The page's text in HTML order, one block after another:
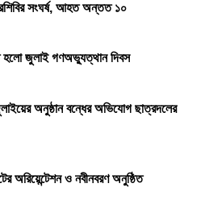
সংঘর্ষ, আহত অন্তত ১০
হলো জুলাই গণঅভ্যুত্থান দিবস
অনুষ্ঠান বন্ধের অভিযোগ ছাত্রদলের
অরিয়েন্টেশন ও নবীনবরণ অনুষ্ঠিত